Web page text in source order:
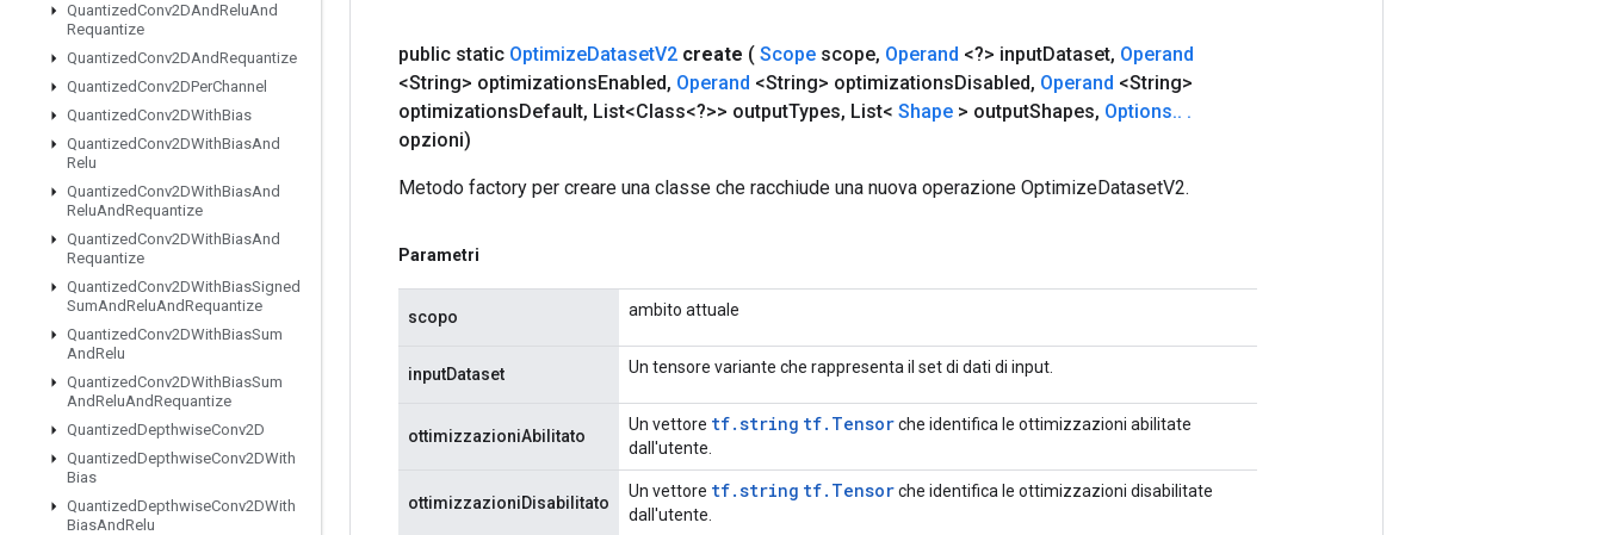
QuantizedConv2DAndReluAnd
Requantize
QuantizedConv2DAndRequantize
QuantizedConv2DPerChannel
QuantizedConv2DWithBias
QuantizedConv2DWithBiasAnd
Relu
QuantizedConv2DWithBiasAnd
ReluAndRequantize
QuantizedConv2DWithBiasAnd
Requantize
QuantizedConv2DWithBiasSigned
SumAndReluAndRequantize
QuantizedConv2DWithBiasSum
AndRelu
QuantizedConv2DWithBiasSum
AndReluAndRequantize
QuantizedDepthwiseConv2D
QuantizedDepthwiseConv2DWith
Bias
QuantizedDepthwiseConv2DWith
BiasAndRelu
public static OptimizeDatasetV2 create ( Scope scope, Operand <?> inputDataset, Operand
<String> optimizationsEnabled, Operand <String> optimizationsDisabled, Operand <String>
optimizationsDefault, List<Class<?>> outputTypes, List< Shape > outputShapes, Options.. .
opzioni)
Metodo factory per creare una classe che racchiude una nuova operazione OptimizeDatasetV2.
Parametri
scopo ambito attuale
inputDataset Un tensore variante che rappresenta il set di dati di input.
ottimizzazioniAbilitato
Un vettore tf.string tf.Tensorche identifica le ottimizzazioni abilitate
dall'utente.
ottimizzazioniDisabilitato
Un vettore tf.string tf.Tensorche identifica le ottimizzazioni disabilitate
dall'utente.